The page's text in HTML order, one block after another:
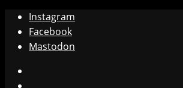
Zum
Inhalt
springen
Instagram
Facebook
Mastodon